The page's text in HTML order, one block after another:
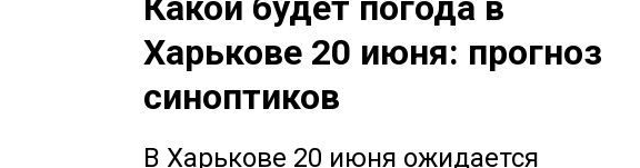
Харькове 20 июня: прогноз
синоптиков
В Харькове 20 июня ожидается